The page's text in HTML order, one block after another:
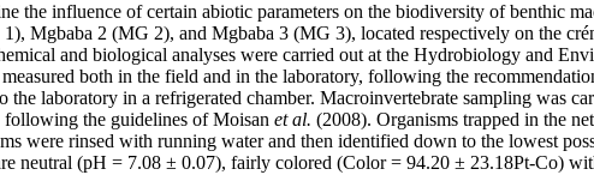
the influence of certain abiotic parameters on the biodiversity of benthic
Mgbaba 2 (MG 2), and Mgbaba 3 (MG 3), located respectively on the
and biological analyses were carried out at the Hydrobiology and
both in the field and in the laboratory, following the
the laboratory in a refrigerated chamber. Macroinvertebrate sampling was
following the guidelines of Moisan et al. (2008). Organisms trapped in the
were rinsed with running water and then identified down to the lowest
neutral (pH = 7.08 ± 0.07), fairly colored (Color = 94.20 ± 23.18Pt-Co)